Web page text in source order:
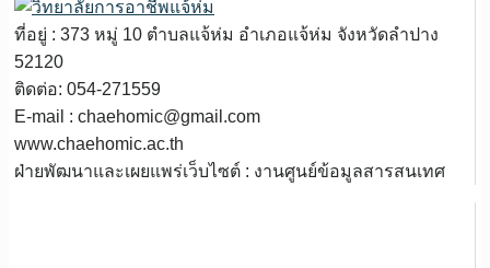
ที่อยู่ : 373 หมู่ 10 ตำบลแจ้ห่ม อำเภอแจ้ห่ม จังหวัดลำปาง
52120
ติดต่อ: 054-271559
E-mail : chaehomic@gmail.com
www.chaehomic.ac.th
ฝ่ายพัฒนาและเผยแพร่เว็บไซต์ : งานศูนย์ข้อมูลสารสนเทศ